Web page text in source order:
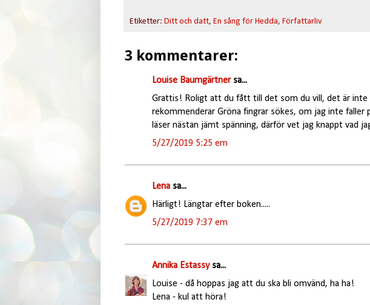
Etiketter: Ditt och datt, En sång för Hedda, Författarliv
3 kommentarer:
Louise Baumgärtnersa...
Grattis! Roligt att du fått till det som du vill, det är inte
rekommenderar Gröna fingrar sökes, om jag inte faller
läser nästan jämt spänning, därför vet jag knappt vad
5/27/2019 5:25 em
Lenasa...
Härligt! Längtar efter boken.....
5/27/2019 7:37 em
Annika Estassysa...
Louise - då hoppas jag att du ska bli omvänd, ha ha!
Lena - kul att höra!